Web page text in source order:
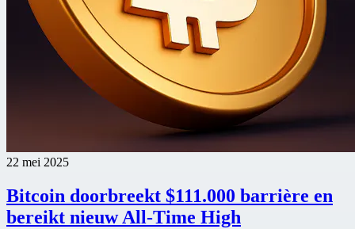
22 mei 2025
Bitcoin doorbreekt $111.000 barrière en
bereikt nieuw All-Time High